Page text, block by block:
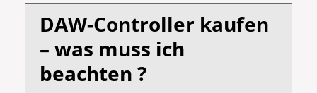
DAW-Controller kaufen
– was muss ich
beachten ?